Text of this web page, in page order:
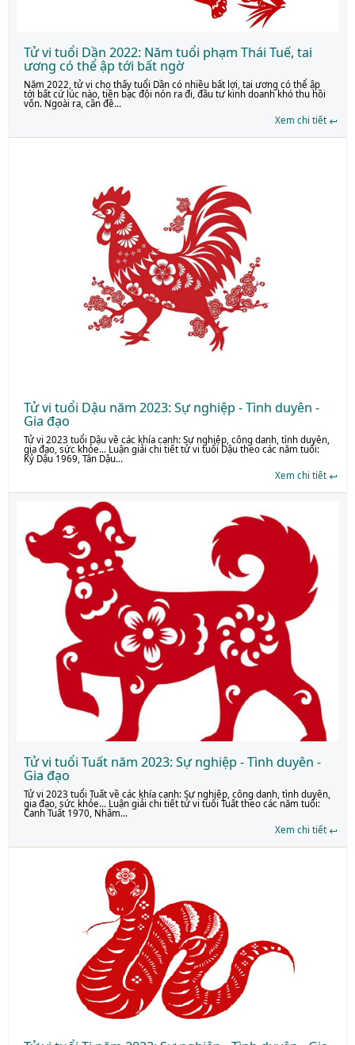
Tử vi tuổi Dần 2022: Năm tuổi phạm Thái Tuế, tai
ương có thể ập tới bất ngờ
Năm 2022, tử vi cho thấy tuổi Dần có nhiều bất lợi, tai ương có thể ập
tới bất cứ lúc nào, tiền bạc đội nón ra đi, đầu tư kinh doanh khó thu hồi
vốn. Ngoài ra, cần đề...
Xem chi tiết
Tử vi tuổi Dậu năm 2023: Sự nghiệp - Tình duyên -
Gia đạo
Tử vi 2023 tuổi Dậu về các khía cạnh: Sự nghiệp, công danh, tình duyên,
gia đạo, sức khỏe… Luận giải chi tiết tử vi tuổi Dậu theo các năm tuổi:
Kỷ Dậu 1969, Tân Dậu...
Xem chi tiết
Tử vi tuổi Tuất năm 2023: Sự nghiệp - Tình duyên -
Gia đạo
Tử vi 2023 tuổi Tuất về các khía cạnh: Sự nghiệp, công danh, tình duyên,
gia đạo, sức khỏe… Luận giải chi tiết tử vi tuổi Tuất theo các năm tuổi:
Canh Tuất 1970, Nhâm...
Xem chi tiết